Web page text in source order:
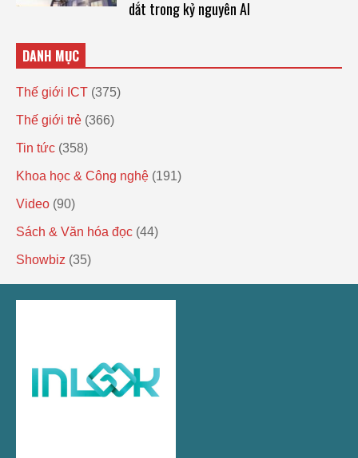
dắt trong kỷ nguyên AI
DANH MỤC
Thế giới ICT (375)
Thế giới trẻ (366)
Tin tức (358)
Khoa học & Công nghệ (191)
Video (90)
Sách & Văn hóa đọc (44)
Showbiz (35)